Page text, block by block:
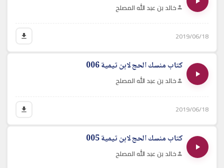
خالد بن عبد الله المصلح
2019/06/18
كتاب منسك الحج لابن تيمية 006
خالد بن عبد الله المصلح
2019/06/18
كتاب منسك الحج لابن تيمية 005
خالد بن عبد الله المصلح